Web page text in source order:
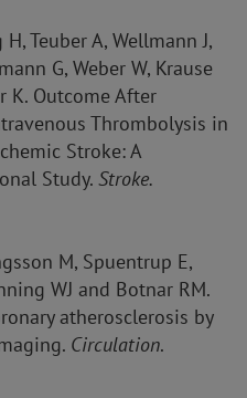
Teuber A, Wellmann J,
G, Weber W, Krause
K. Outcome After
Thrombolysis in
Stroke: A
Study. Stroke.
M, Spuentrup E,
WJ and Botnar RM.
atherosclerosis by
Circulation.